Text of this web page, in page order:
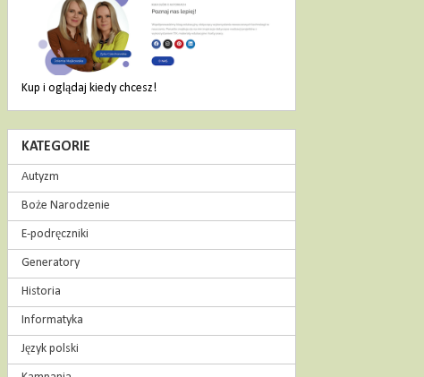
Kup i oglądaj kiedy chcesz!
KATEGORIE
Autyzm
Boże Narodzenie
E-podręczniki
Generatory
Historia
Informatyka
Język polski